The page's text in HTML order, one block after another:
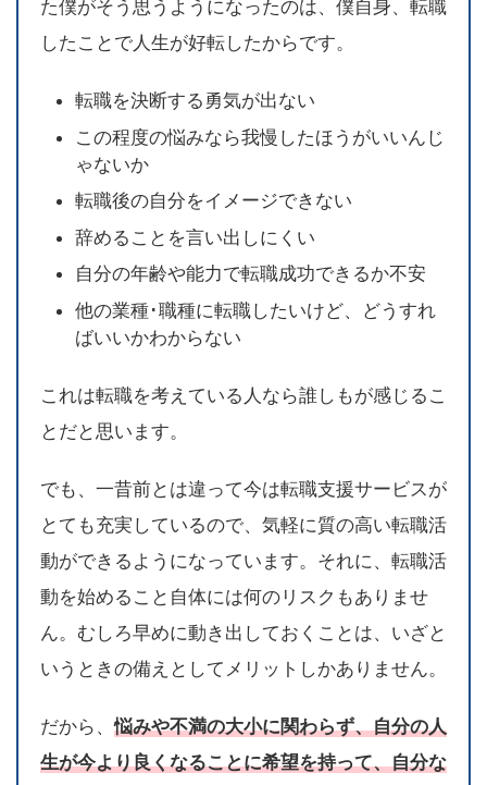
た僕がそう思うようになったのは、僕自身、転職
したことで人生が好転したからです。
転職を決断する勇気が出ない
この程度の悩みなら我慢したほうがいいんじ
ゃないか
転職後の自分をイメージできない
辞めることを言い出しにくい
自分の年齢や能力で転職成功できるか不安
他の業種･職種に転職したいけど、どうすれ
ばいいかわからない
これは転職を考えている人なら誰しもが感じるこ
とだと思います。
でも、一昔前とは違って今は転職支援サービスが
とても充実しているので、気軽に質の高い転職活
動ができるようになっています。それに、転職活
動を始めること自体には何のリスクもありませ
ん。むしろ早めに動き出しておくことは、いざと
いうときの備えとしてメリットしかありません。
だから、悩みや不満の大小に関わらず、自分の人
生が今より良くなることに希望を持って、自分な